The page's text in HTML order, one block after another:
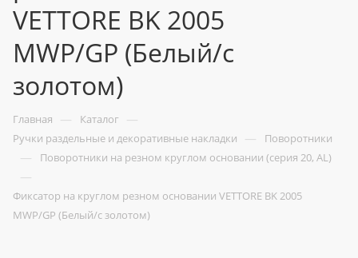
VETTORE BK 2005
MWP/GP (Белый/с
золотом)
Главная — Каталог —
Ручки раздельные и декоративные накладки — Поворотники
— Поворотники на резном круглом основании (серия 20, AL)
—
Фиксатор на круглом резном основании VETTORE BK 2005
MWP/GP (Белый/с золотом)